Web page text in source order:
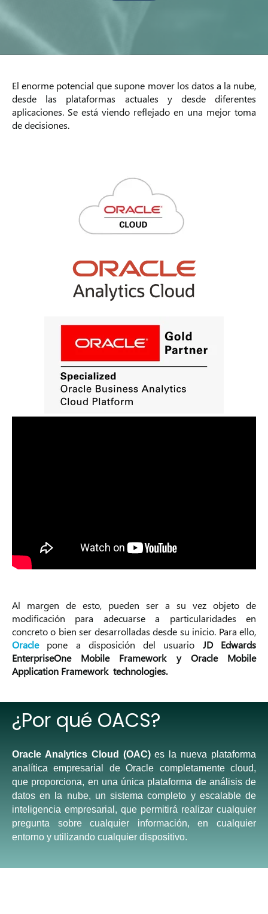
El enorme potencial que supone mover los datos a la nube,
desde las plataformas actuales y desde diferentes
aplicaciones. Se está viendo reflejado en una mejor toma
de decisiones.
Al margen de esto, pueden ser a su vez objeto de
modificación para adecuarse a particularidades en
concreto o bien ser desarrolladas desde su inicio. Para ello,
Oraclepone a disposición del usuario JD Edwards
EnterpriseOne Mobile Framework y Oracle Mobile
Application Framework technologies.
¿Por qué OACS?
Oracle Analytics Cloud (OAC)es la nueva plataforma
analítica empresarial de Oracle completamente cloud,
que proporciona, en una única plataforma de análisis de
datos en la nube, un sistema completo y escalable de
inteligencia empresarial, que permitirá realizar cualquier
pregunta sobre cualquier información, en cualquier
entorno y utilizando cualquier dispositivo.